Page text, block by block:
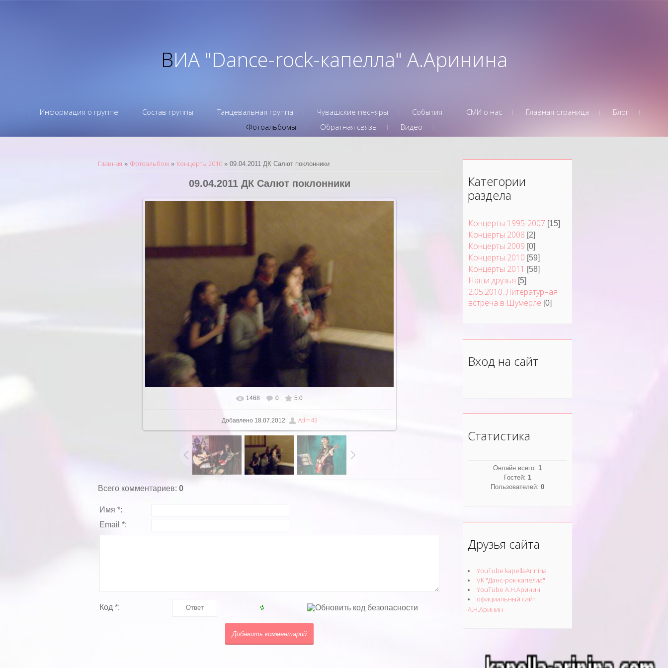
ВИА "Dance-rock-капелла" А.Аринина
Информация о группе Состав группы Танцевальная группа Чувашские песняры События СМИ о нас Главная страница
Блог
Фотоальбомы
Обратная связь Видео
Главная » Фотоальбом » Концерты 2010 » 09.04.2011 ДК Салют поклонники
09.04.2011 ДК Салют поклонники
В реальном размере 1280x960
1468 0 5.0
Добавлено 18.07.2012 Adm43
Всего комментариев: 0
Имя *:
Email *:
Код *:
Категории
раздела
Концерты 1995-2007 [15]
Концерты 2008 [2]
Концерты 2009 [0]
Концерты 2010 [59]
Концерты 2011 [58]
Наши друзья [5]
2.05.2010. Литературная
встреча в Шумерле [0]
Вход на сайт
Статистика
Онлайн всего: 1
Гостей: 1
Пользователей: 0
Друзья сайта
YouTube kapellaArinina
VK "Данс-рок-капелла"
YouTube А.Н.Аринин
официальный сайт
А.Н.Аринин